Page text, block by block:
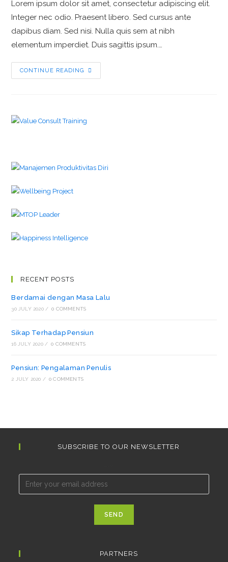
Lorem ipsum dolor sit amet, consectetur adipiscing elit.
Integer nec odio. Praesent libero. Sed cursus ante
dapibus diam. Sed nisi. Nulla quis sem at nibh
elementum imperdiet. Duis sagittis ipsum.…
CONTINUE READING
RECENT POSTS
Berdamai dengan Masa Lalu
30 JULY 2020 / 0 COMMENTS
Sikap Terhadap Pensiun
16 JULY 2020 / 0 COMMENTS
Pensiun: Pengalaman Penulis
2 JULY 2020 / 0 COMMENTS
SUBSCRIBE TO OUR NEWSLETTER
PARTNERS